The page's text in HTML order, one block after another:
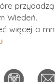
przydadzą
Wiedeń.
więcej o